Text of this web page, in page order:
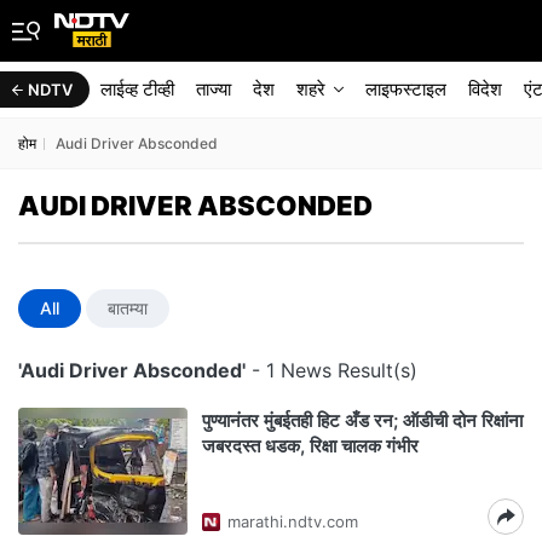
NDTV लाईव्ह टीव्ही ताज्या देश शहरे लाइफस्टाइल विदेश
होम Audi Driver Absconded
AUDI DRIVER ABSCONDED
All बातम्या
'Audi Driver Absconded' - 1 News Result(s)
पुण्यानंतर मुंबईतही हिट अँड रन; ऑडीची दोन रिक्षांना
जबरदस्त धडक, रिक्षा चालक गंभीर
marathi.ndtv.com